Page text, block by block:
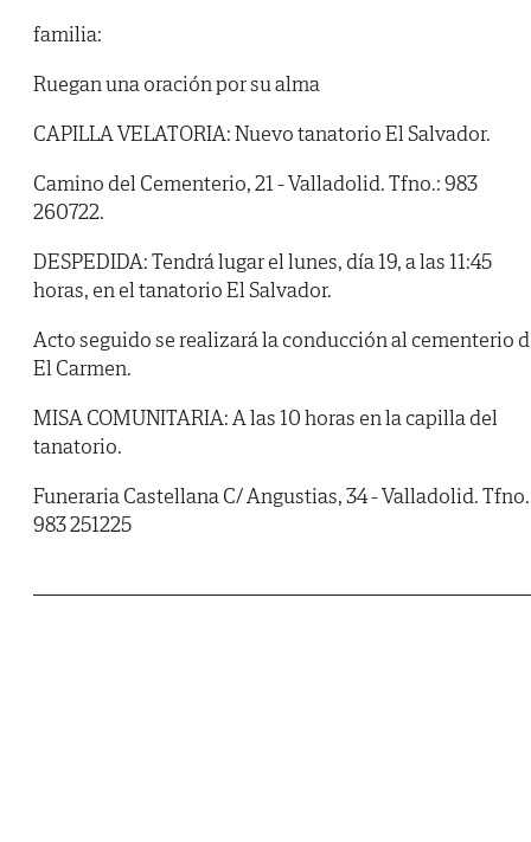
familia:
Ruegan una oración por su alma
CAPILLA VELATORIA: Nuevo tanatorio El Salvador.
Camino del Cementerio, 21 - Valladolid. Tfno.: 983
260722.
DESPEDIDA: Tendrá lugar el lunes, día 19, a las 11:45
horas, en el tanatorio El Salvador.
Acto seguido se realizará la conducción al cementerio
El Carmen.
MISA COMUNITARIA: A las 10 horas en la capilla del
tanatorio.
Funeraria Castellana C/ Angustias, 34 - Valladolid.
983 251225